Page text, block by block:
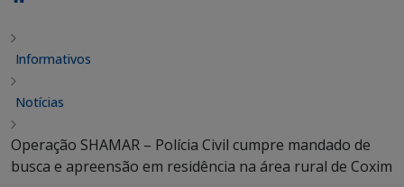
Informativos
Notícias
Operação SHAMAR – Polícia Civil cumpre mandado de
busca e apreensão em residência na área rural de Coxim